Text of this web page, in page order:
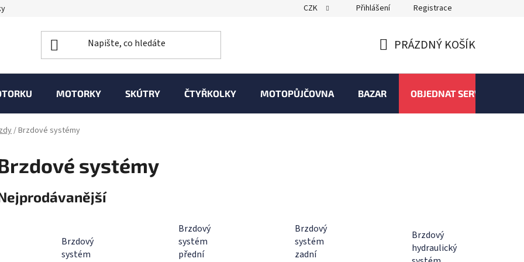
CZK Přihlášení Registrace
KOŠÍK
PRÁZDNÝ KOŠÍK
MOTORKY SKÚTRY ČTYŘKOLKY MOTOPŮJČOVNA BAZAR OBJEDNAT SERVIS
/Brzdové systémy
systémy
Brzdový
systém
Brzdový
systém
přední
Brzdový
systém
zadní
Brzdový
hydraulický